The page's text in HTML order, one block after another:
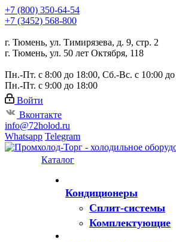
+7 (800) 350-64-54
+7 (3452) 568-800
г. Тюмень, ул. Тимирязева, д. 9, стр. 2
г. Тюмень, ул. 50 лет Октября, 118
Пн.-Пт. с 8:00 до 18:00, Сб.-Вс. с 10:00
Пн.-Пт. с 9:00 до 18:00
Войти
Вконтакте
info@72holod.ru
Whatsapp Telegram
Каталог
Кондиционеры
Сплит-системы
Комплектующие